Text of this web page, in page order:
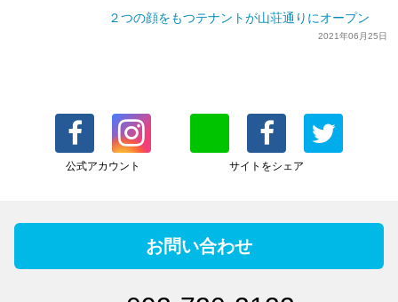
２つの顔をもつテナントが山荘通りにオープン
2021年06月25日
公式アカウント サイトをシェア
お問い合わせ